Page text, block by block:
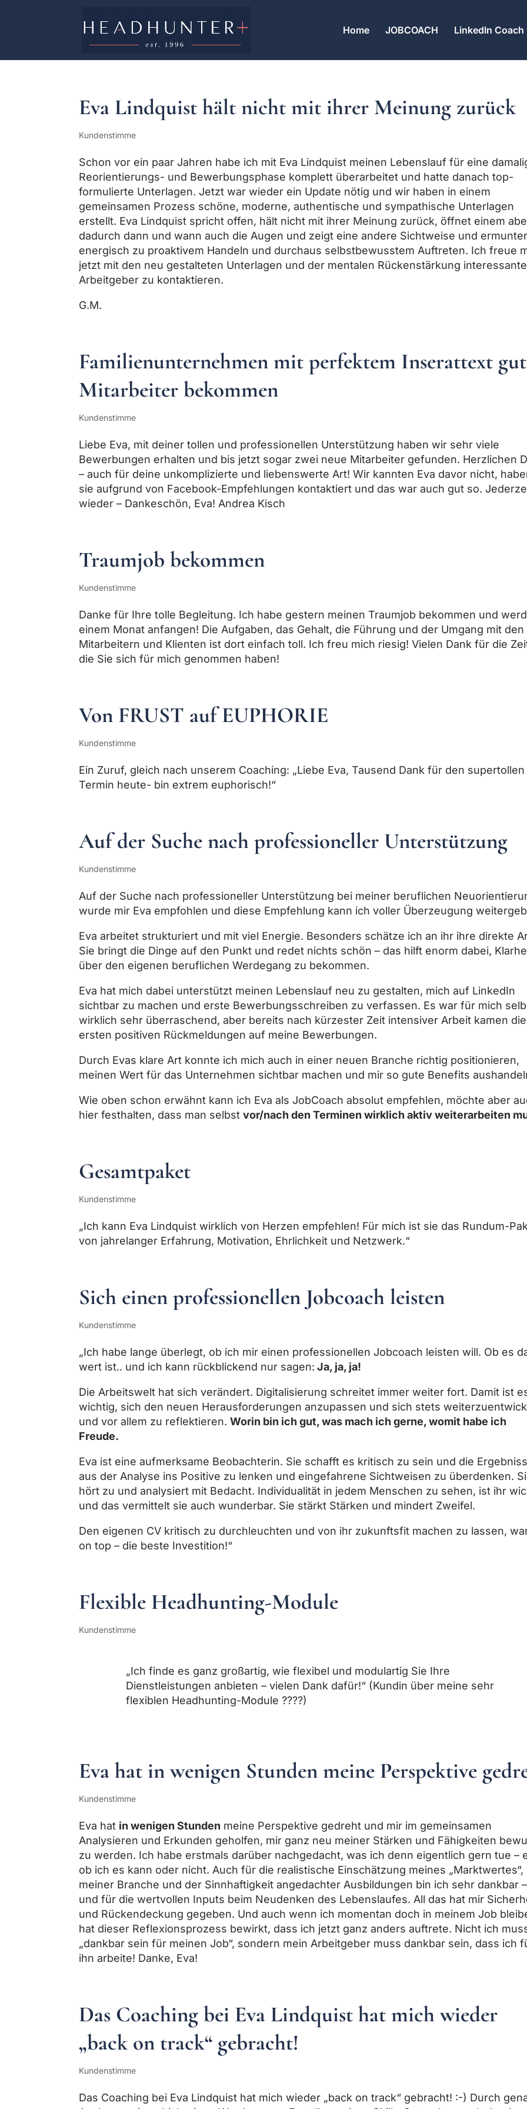
Home JOBCOACH LinkedIn Coach
Eva Lindquist hält nicht mit ihrer Meinung zurück
Kundenstimme
Schon vor ein paar Jahren habe ich mit Eva Lindquist meinen Lebenslauf für eine
Reorientierungs- und Bewerbungsphase komplett überarbeitet und hatte danach top-
formulierte Unterlagen. Jetzt war wieder ein Update nötig und wir haben in einem
gemeinsamen Prozess schöne, moderne, authentische und sympathische Unterlagen
erstellt. Eva Lindquist spricht offen, hält nicht mit ihrer Meinung zurück, öffnet einem
dadurch dann und wann auch die Augen und zeigt eine andere Sichtweise und
energisch zu proaktivem Handeln und durchaus selbstbewusstem Auftreten. Ich freue
jetzt mit den neu gestalteten Unterlagen und der mentalen Rückenstärkung interessante
Arbeitgeber zu kontaktieren.
G.M.
Familienunternehmen mit perfektem Inserattext
Mitarbeiter bekommen
Kundenstimme
Liebe Eva, mit deiner tollen und professionellen Unterstützung haben wir sehr viele
Bewerbungen erhalten und bis jetzt sogar zwei neue Mitarbeiter gefunden. Herzlichen
– auch für deine unkomplizierte und liebenswerte Art! Wir kannten Eva davor nicht,
sie aufgrund von Facebook-Empfehlungen kontaktiert und das war auch gut so.
wieder – Dankeschön, Eva! Andrea Kisch
Traumjob bekommen
Kundenstimme
Danke für Ihre tolle Begleitung. Ich habe gestern meinen Traumjob bekommen und
einem Monat anfangen! Die Aufgaben, das Gehalt, die Führung und der Umgang mit den
Mitarbeitern und Klienten ist dort einfach toll. Ich freu mich riesig! Vielen Dank für die
die Sie sich für mich genommen haben!
Von FRUST auf EUPHORIE
Kundenstimme
Ein Zuruf, gleich nach unserem Coaching: „Liebe Eva, Tausend Dank für den supertollen
Termin heute- bin extrem euphorisch!“
Auf der Suche nach professioneller Unterstützung
Kundenstimme
Auf der Suche nach professioneller Unterstützung bei meiner beruflichen
wurde mir Eva empfohlen und diese Empfehlung kann ich voller Überzeugung
Eva arbeitet strukturiert und mit viel Energie. Besonders schätze ich an ihr ihre direkte
Sie bringt die Dinge auf den Punkt und redet nichts schön – das hilft enorm dabei,
über den eigenen beruflichen Werdegang zu bekommen.
Eva hat mich dabei unterstützt meinen Lebenslauf neu zu gestalten, mich auf LinkedIn
sichtbar zu machen und erste Bewerbungsschreiben zu verfassen. Es war für mich
wirklich sehr überraschend, aber bereits nach kürzester Zeit intensiver Arbeit kamen die
ersten positiven Rückmeldungen auf meine Bewerbungen.
Durch Evas klare Art konnte ich mich auch in einer neuen Branche richtig positionieren,
meinen Wert für das Unternehmen sichtbar machen und mir so gute Benefits
Wie oben schon erwähnt kann ich Eva als JobCoach absolut empfehlen, möchte aber
hier festhalten, dass man selbstvor/nach den Terminen wirklich aktiv weiterarbeiten
Gesamtpaket
Kundenstimme
„Ich kann Eva Lindquist wirklich von Herzen empfehlen! Für mich ist sie das Rundum-
von jahrelanger Erfahrung, Motivation, Ehrlichkeit und Netzwerk.“
Sich einen professionellen Jobcoach leisten
Kundenstimme
„Ich habe lange überlegt, ob ich mir einen professionellen Jobcoach leisten will. Ob es
wert ist.. und ich kann rückblickend nur sagen: Ja, ja, ja!
Die Arbeitswelt hat sich verändert. Digitalisierung schreitet immer weiter fort. Damit ist
wichtig, sich den neuen Herausforderungen anzupassen und sich stets
und vor allem zu reflektieren.Worin bin ich gut, was mach ich gerne, womit habe ich
Freude.
Eva ist eine aufmerksame Beobachterin. Sie schafft es kritisch zu sein und die
aus der Analyse ins Positive zu lenken und eingefahrene Sichtweisen zu überdenken.
hört zu und analysiert mit Bedacht. Individualität in jedem Menschen zu sehen, ist ihr
und das vermittelt sie auch wunderbar. Sie stärkt Stärken und mindert Zweifel.
Den eigenen CV kritisch zu durchleuchten und von ihr zukunftsfit machen zu lassen,
on top – die beste Investition!“
Flexible Headhunting-Module
Kundenstimme
„Ich finde es ganz großartig, wie flexibel und modulartig Sie Ihre
Dienstleistungen anbieten – vielen Dank dafür!“ (Kundin über meine sehr
flexiblen Headhunting-Module ????)
Eva hat in wenigen Stunden meine Perspektive
Kundenstimme
Eva hat in wenigen Stunden meine Perspektive gedreht und mir im gemeinsamen
Analysieren und Erkunden geholfen, mir ganz neu meiner Stärken und Fähigkeiten
zu werden. Ich habe erstmals darüber nachgedacht, was ich denn eigentlich gern tue –
ob ich es kann oder nicht. Auch für die realistische Einschätzung meines „Marktwertes“,
meiner Branche und der Sinnhaftigkeit angedachter Ausbildungen bin ich sehr dankbar –
und für die wertvollen Inputs beim Neudenken des Lebenslaufes. All das hat mir
und Rückendeckung gegeben. Und auch wenn ich momentan doch in meinem Job
hat dieser Reflexionsprozess bewirkt, dass ich jetzt ganz anders auftrete. Nicht ich
„dankbar sein für meinen Job“, sondern mein Arbeitgeber muss dankbar sein, dass ich
ihn arbeite! Danke, Eva!
Das Coaching bei Eva Lindquist hat mich wieder
„back on track“ gebracht!
Kundenstimme
Das Coaching bei Eva Lindquist hat mich wieder „back on track“ gebracht! :-) Durch